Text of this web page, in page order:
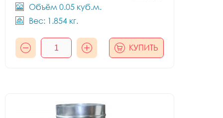
Объём 0.05 куб.м.
Вес: 1.854 кг.
КУПИТЬ